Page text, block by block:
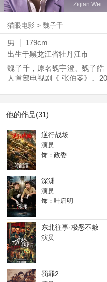
Ziqian Wei
猫眼电影 >魏子千
男
179cm
出生于黑龙江省牡丹江市
魏子千，原名魏宇澄、魏子
人首部电视剧《 张伯苓》。
影《 成成烽火之投笔从戎》
他的作品(31)
逆行战场
演员
饰：政委
深渊
演员
饰：叶启明
东北往事·极恶不赦
演员
罚罪2